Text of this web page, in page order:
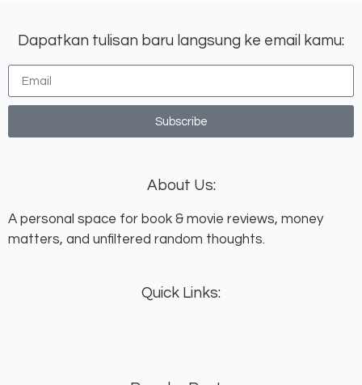
Dapatkan tulisan baru langsung ke email kamu:
Subscribe
About Us:
A personal space for book & movie reviews, money
matters, and unfiltered random thoughts.
Quick Links: